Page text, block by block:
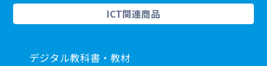
ICT関連商品
デジタル教科書・教材